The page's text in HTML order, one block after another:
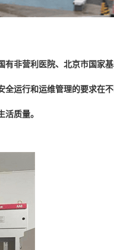
非营利医院、北京市国家
运行和运维管理的要求在
质量。